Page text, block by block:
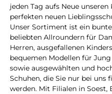
jeden Tag aufs Neue unseren
perfekten neuen
Unser Sortiment ist ein
beliebten Allroundern für
Herren, ausgefallenen
bequemen Modellen für
sowie ausgewählten und
Schuhen, die Sie nur bei uns
werden. Mit Filialen in Soest,